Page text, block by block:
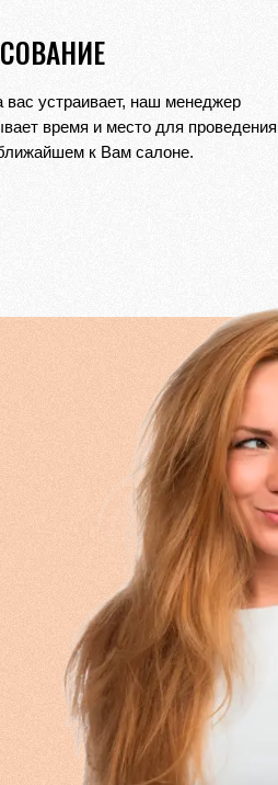
вас устраивает, наш менеджер
время и место для проведения
к Вам салоне.